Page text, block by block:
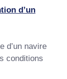
d’un
d’un navire
conditions